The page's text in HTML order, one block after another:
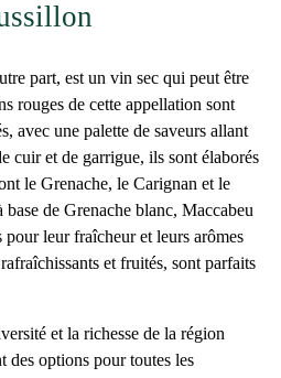
part, est un vin sec qui peut être
rouges de cette appellation sont
avec une palette de saveurs allant
cuir et de garrigue, ils sont élaborés
le Grenache, le Carignan et le
de Grenache blanc, Maccabeu
pour leur fraîcheur et leurs arômes
et fruités, sont parfaits
et la richesse de la région
options pour toutes les